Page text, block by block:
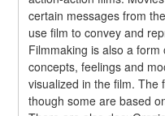
certain messages from
use film to convey and
Filmmaking is also a
concepts, feelings and
visualized in the film. The
though some are based